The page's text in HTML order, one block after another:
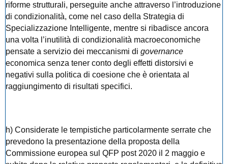
riforme strutturali, perseguite anche attraverso l’introduzione
di condizionalità, come nel caso della Strategia di
Specializzazione Intelligente, mentre si ribadisce ancora
una volta l’inutilità di condizionalità macroeconomiche
pensate a servizio dei meccanismi di governance
economica senza tener conto degli effetti distorsivi e
negativi sulla politica di coesione che è orientata al
raggiungimento di risultati specifici.
h) Considerate le tempistiche particolarmente serrate che
prevedono la presentazione della proposta della
Commissione europea sul QFP post 2020 il 2 maggio e